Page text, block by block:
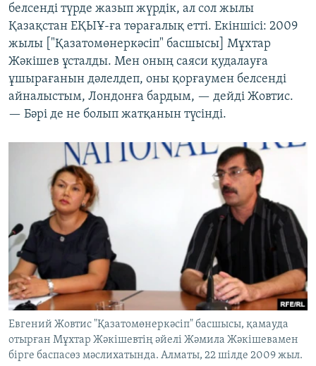
белсенді түрде жазып жүрдік, ал сол жылы
Қазақстан ЕҚЫҰ-ға төрағалық етті. Екіншісі: 2009
жылы ["Қазатомөнеркәсіп" басшысы] Мұхтар
Жәкішев ұсталды. Мен оның саяси қудалауға
ұшырағанын дәлелдеп, оны қорғаумен белсенді
айналыстым, Лондонға бардым, — дейді Жовтис.
— Бәрі де не болып жатқанын түсінді.
Евгений Жовтис "Қазатомөнеркәсіп" басшысы, қамауда
отырған Мұхтар Жәкішевтің әйелі Жәмила Жәкішевамен
бірге баспасөз мәслихатында. Алматы, 22 шілде 2009 жыл.